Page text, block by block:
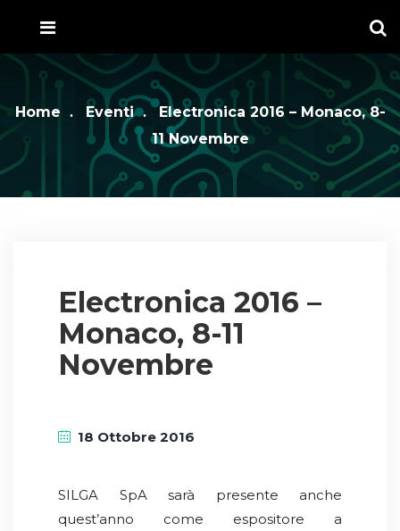
Home Eventi
Electronica 2016 – Monaco, 8-
11 Novembre
Electronica 2016 –
Monaco, 8-11
Novembre
18 Ottobre 2016
SILGA SpA sarà presente anche
quest’anno come espositore a